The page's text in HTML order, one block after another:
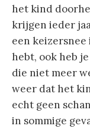
het kind
krijgen ieder
een keizersnee
hebt, ook heb
die niet meer
weer dat het
echt geen
in sommige